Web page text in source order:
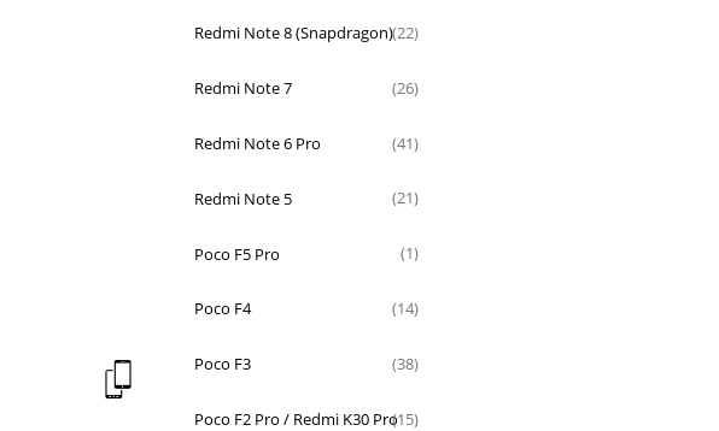
Redmi Note 8 (Snapdragon)(22)
Redmi Note 7 (26)
Redmi Note 6 Pro (41)
Redmi Note 5 (21)
Poco F5 Pro (1)
Poco F4 (14)
Poco F3 (38)
Poco F2 Pro / Redmi K30 Pro(15)